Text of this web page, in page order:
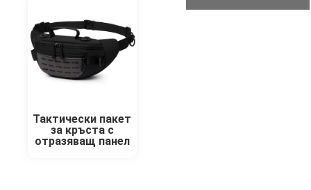
Тактически пакет
за кръста с
отразяващ панел